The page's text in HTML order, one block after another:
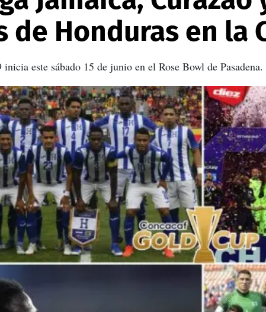
de Honduras en la
este sábado 15 de junio en el Rose Bowl de Pasadena.